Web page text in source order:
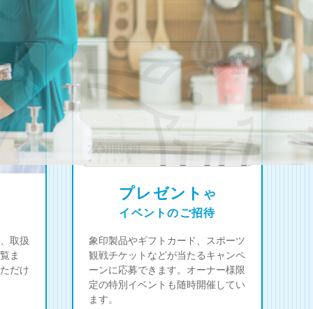
取扱
ま
だけ
プレゼント や
イベントのご招待
象印製品やギフトカード、スポーツ
観戦チケットなどが当たるキャンペ
ーンに応募できます。オーナー様限
定の特別イベントも随時開催してい
ます。